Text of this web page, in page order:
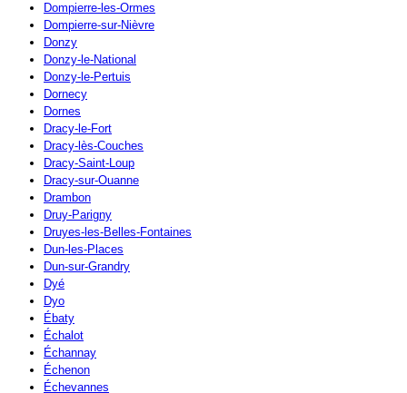
Dompierre-les-Ormes
Dompierre-sur-Nièvre
Donzy
Donzy-le-National
Donzy-le-Pertuis
Dornecy
Dornes
Dracy-le-Fort
Dracy-lès-Couches
Dracy-Saint-Loup
Dracy-sur-Ouanne
Drambon
Druy-Parigny
Druyes-les-Belles-Fontaines
Dun-les-Places
Dun-sur-Grandry
Dyé
Dyo
Ébaty
Échalot
Échannay
Échenon
Échevannes